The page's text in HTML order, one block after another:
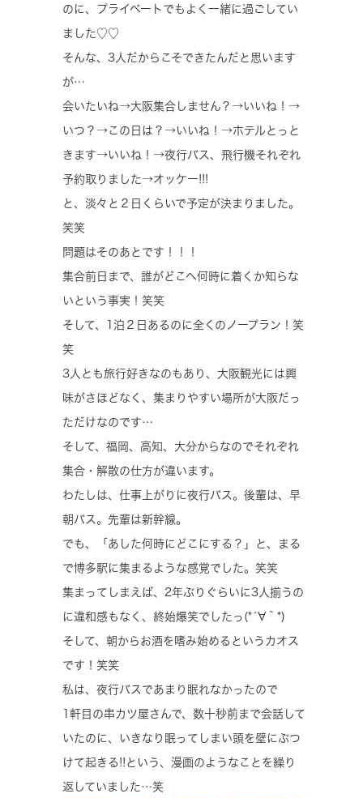
のに、プライベートでもよく一緒に過ごしてい
ました♡♡
そんな、3人だからこそできたんだと思います
が…
会いたいね→大阪集合しません？→いいね！→
いつ？→この日は？→いいね！→ホテルとっと
きます→いいね！→夜行バス、飛行機それぞれ
予約取りました→オッケー!!!
と、淡々と２日くらいで予定が決まりました。
笑笑
問題はそのあとです！！！
集合前日まで、誰がどこへ何時に着くか知らな
いという事実！笑笑
そして、1泊２日あるのに全くのノープラン！笑
笑
3人とも旅行好きなのもあり、大阪観光には興
味がさほどなく、集まりやすい場所が大阪だっ
ただけなのです…
そして、福岡、高知、大分からなのでそれぞれ
集合・解散の仕方が違います。
わたしは、仕事上がりに夜行バス。後輩は、早
朝バス。先輩は新幹線。
でも、「あした何時にどこにする？」と、まる
で博多駅に集まるような感覚でした。笑笑
集まってしまえば、2年ぶりぐらいに3人揃うの
に違和感もなく、終始爆笑でしたっ(*´∀｀*)
そして、朝からお酒を嗜み始めるというカオス
です！笑笑
私は、夜行バスであまり眠れなかったので
1軒目の串カツ屋さんで、数十秒前まで会話して
いたのに、いきなり眠ってしまい頭を壁にぶつ
けて起きる!!という、漫画のようなことを繰り
返していました…笑